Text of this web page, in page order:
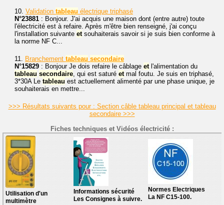
10. Validation tableau électrique triphasé
N°23881 : Bonjour. J'ai acquis une maison dont (entre autre) toute
l'électricité est à refaire. Après m'être bien renseigné, j'ai conçu
l'installation suivante etsouhaiterais savoir si je suis bien conforme à
la norme NF C...
11. Branchement tableau secondaire
N°15829 : Bonjour Je dois refaire le câblage etl'alimentation du
tableau secondaire, qui est saturé etmal foutu. Je suis en triphasé,
3*30A Le tableau est actuellement alimenté par une phase unique, je
souhaiterais en mettre...
>>> Résultats suivants pour : Section câble tableau principal et tableau
secondaire >>>
Fiches techniques et Vidéos électricité :
Utilisation d'un
multimètre
Informations sécurité
Les Consignes à suivre.
Normes Electriques
La NF C15-100.